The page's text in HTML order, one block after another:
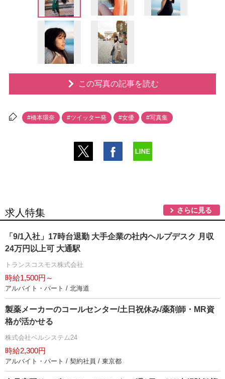
この写真の記事を読む
#橋本環奈 #ツイッター発 #女優 #写真集
求人特集 さらに見る
「9/1入社」17時台退勤 大手企業の社内ヘルプデスク 月収
24万円以上可 大通駅
トランスコスモス株式会社
時給1,500円～
アルバイト・パート / 北海道
製薬メーカーのコールセンター/土日祝休み/薬剤師・MR資
格が活かせる
株式会社ベルシステム24
時給2,300円
アルバイト・パート / 契約社員 / 東京都